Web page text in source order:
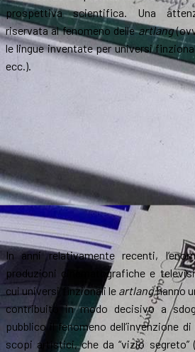
prospettiva scientifica. Una
riservata al fenomeno delleartlang
le lingue inventate per universi
ecc.).
In anni relativamente recenti,
produzioni cinematografiche e
cui universi finzionali le artlanghanno
contribuito in modo decisivo a
pubblico il fenomeno dell’invenzione
scopi artistici, che da “vizio segreto”